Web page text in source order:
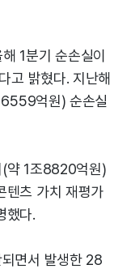
1분기 순손실이
고 밝혔다. 지난해
억원) 순손실
(약 1조8820억원)
텐츠 가치 재평가
했다.
면서 발생한 28